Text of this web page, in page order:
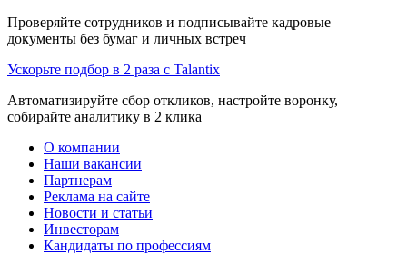
Проверяйте сотрудников и подписывайте кадровые
документы без бумаг и личных встреч
Ускорьте подбор в 2 раза с Talantix
Автоматизируйте сбор откликов, настройте воронку,
собирайте аналитику в 2 клика
О компании
Наши вакансии
Партнерам
Реклама на сайте
Новости и статьи
Инвесторам
Кандидаты по профессиям